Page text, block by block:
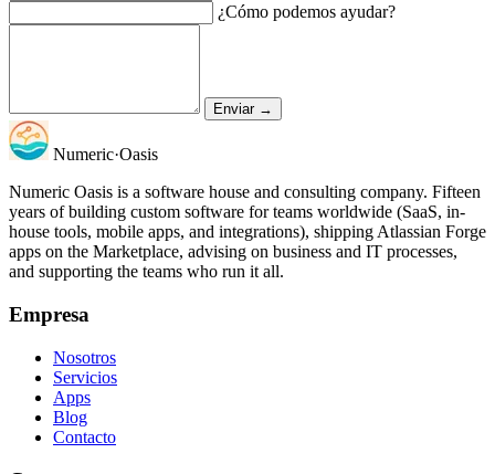
¿Cómo podemos ayudar?
Enviar →
Numeric·Oasis
Numeric Oasis is a software house and consulting company. Fifteen
years of building custom software for teams worldwide (SaaS, in-
house tools, mobile apps, and integrations), shipping Atlassian Forge
apps on the Marketplace, advising on business and IT processes,
and supporting the teams who run it all.
Empresa
Nosotros
Servicios
Apps
Blog
Contacto